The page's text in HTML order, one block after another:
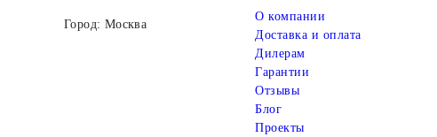
Город: Москва
О компании
Доставка и оплата
Дилерам
Гарантии
Отзывы
Блог
Проекты